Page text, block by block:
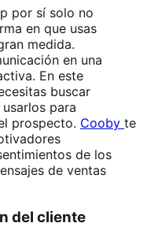
por sí solo no
en que usas
medida.
en una
En este
buscar
para
prospecto. Cooby te
de los
de ventas
del cliente